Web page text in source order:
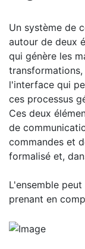
Un système de
autour de deux
qui génère les
l'interface qui
ces processus
Ces deux
de
commandes et
formalisé et,
L'ensemble
prenant en